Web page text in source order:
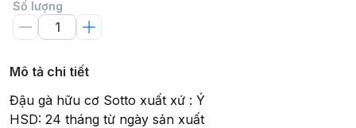
Số lượng
Mô tả chi tiết
Đậu gà hữu cơ Sotto xuất xứ : Ý
HSD: 24 tháng từ ngày sản xuất